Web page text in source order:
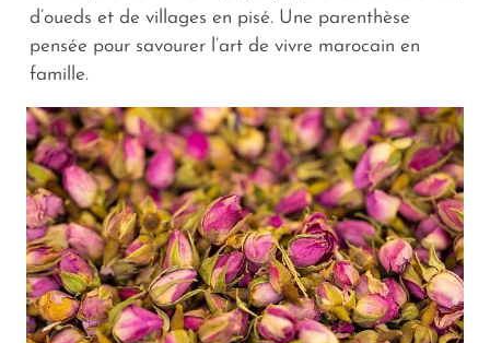
d’oueds et de villages en pisé. Une parenthèse
pensée pour savourer l’art de vivre marocain en
famille.